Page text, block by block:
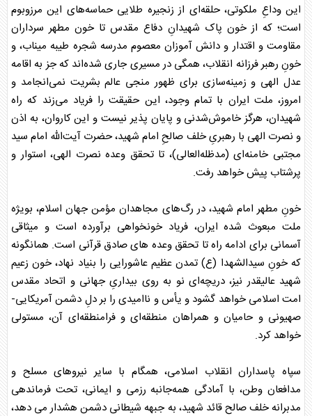
این وداعِ ملکوتی، حلقه‌ای از زنجیره طلایی حماسه‌های این مرزوبوم
است؛ که از خون پاک شهیدانِ دفاع مقدس تا خون مطهر سرداران
مقاومت و اقتدار و دانش آموزان معصوم مدرسه شجره طیبه میناب، و
خونِ رهبر فرزانه انقلاب، همگی در مسیری جاری شده‌اند که جز به اقامه
عدل الهی و زمینه‌سازی برای ظهور منجی عالم بشریت نمی‌انجامد و
امروز، ملت ایران با تمام وجود، این حقیقت را فریاد می‌زند که راه
شهیدان، هرگز خاموش‌شدنی و پایان پذیر نیست و این کاروان، به اذن
و نصرت الهی با رهبریِ خلف صالحِ امام شهید، حضرت آیت‌الله امام سید
مجتبی خامنه‌ای (مدظله‌العالی)، تا تحقق وعده نصرت الهی، استوار و
پرشتاب پیش خواهد رفت.
خونِ مطهر امام شهید، در رگ‌های مجاهدان مؤمن جهان اسلام، بویژه
ملت مبعوث شده ایران، فریاد خونخواهی برآورده است و میثاقی
آسمانی برای ادامه راه تا تحقق وعده های صادق قرآنی است. همانگونه
که خونِ سیدالشهدا (ع) تمدن عظیم عاشورایی را بنیاد نهاد، خون زعیم
شهید عالیقدر نیز، دریچه‌ای نو به روی بیداریِ جهانی و اتحاد مقدس
امت اسلامی خواهد گشود و یأس و ناامیدی را بر دلِ دشمن آمریکایی-
صهیونی و حامیان و همراهان منطقه‌ای و فرامنطقه‌ای آن، مستولی
خواهد کرد.
سپاه پاسداران انقلاب اسلامی، همگام با سایر نیروهای مسلح و
مدافعان وطن، با آمادگی همه‌جانبه رزمی و ایمانی، تحت فرماندهی
مدبرانه خلف صالح قائد شهید، به جبهه شیطانی دشمن هشدار می دهد،